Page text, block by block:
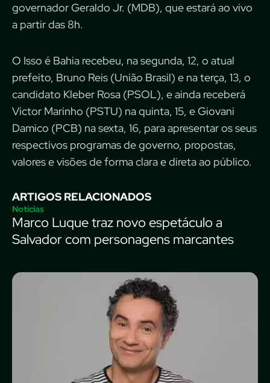
governador Geraldo Jr. (MDB), que estará ao vivo
a partir das 8h.
O Isso é Bahia recebeu, na segunda, 12, o atual
prefeito, Bruno Reis (União Brasil) e na terça, 13, o
candidato Kleber Rosa (PSOL), e ainda receberá
Victor Marinho (PSTU) na quinta, 15, e Giovani
Damico (PCB) na sexta, 16, para apresentar os seus
respectivos programas de governo, propostas,
valores e visões de forma clara e direta ao público.
ARTIGOS RELACIONADOS
Notícias
Marco Luque traz novo espetáculo a
Salvador com personagens marcantes